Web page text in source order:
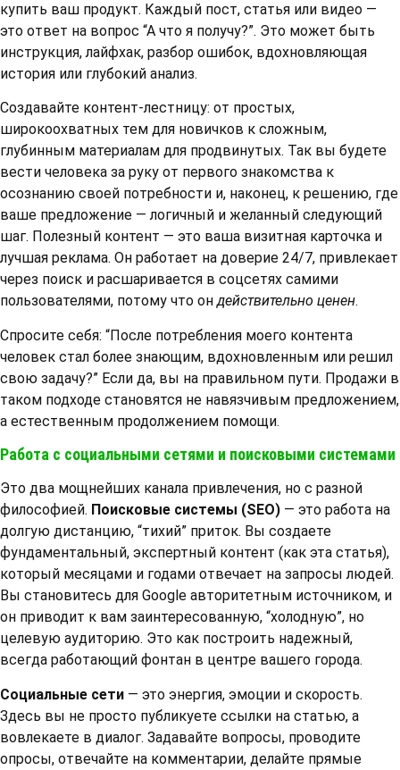
купить ваш продукт. Каждый пост, статья или видео —
это ответ на вопрос “А что я получу?”. Это может быть
инструкция, лайфхак, разбор ошибок, вдохновляющая
история или глубокий анализ.
Создавайте контент-лестницу: от простых,
широкоохватных тем для новичков к сложным,
глубинным материалам для продвинутых. Так вы будете
вести человека за руку от первого знакомства к
осознанию своей потребности и, наконец, к решению, где
ваше предложение — логичный и желанный следующий
шаг. Полезный контент — это ваша визитная карточка и
лучшая реклама. Он работает на доверие 24/7, привлекает
через поиск и расшаривается в соцсетях самими
пользователями, потому что ондействительно ценен.
Спросите себя: “После потребления моего контента
человек стал более знающим, вдохновленным или решил
свою задачу?” Если да, вы на правильном пути. Продажи в
таком подходе становятся не навязчивым предложением,
а естественным продолжением помощи.
Работа с социальными сетями и поисковыми системами
Это два мощнейших канала привлечения, но с разной
философией. Поисковые системы (SEO) — это работа на
долгую дистанцию, “тихий” приток. Вы создаете
фундаментальный, экспертный контент (как эта статья),
который месяцами и годами отвечает на запросы людей.
Вы становитесь для Google авторитетным источником, и
он приводит к вам заинтересованную, “холодную”, но
целевую аудиторию. Это как построить надежный,
всегда работающий фонтан в центре вашего города.
Социальные сети — это энергия, эмоции и скорость.
Здесь вы не просто публикуете ссылки на статью, а
вовлекаете в диалог. Задавайте вопросы, проводите
опросы, отвечайте на комментарии, делайте прямые